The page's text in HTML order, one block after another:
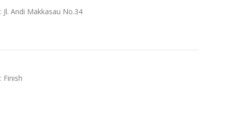
: Jl. Andi Makkasau No.34
: Finish